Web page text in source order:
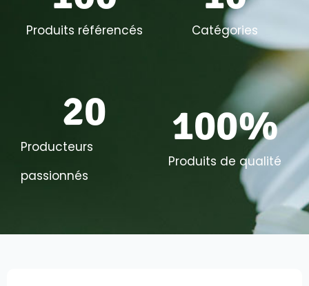
Produits référencés Catégories
Producteurs
passionnés
20
Produits de qualité
100%